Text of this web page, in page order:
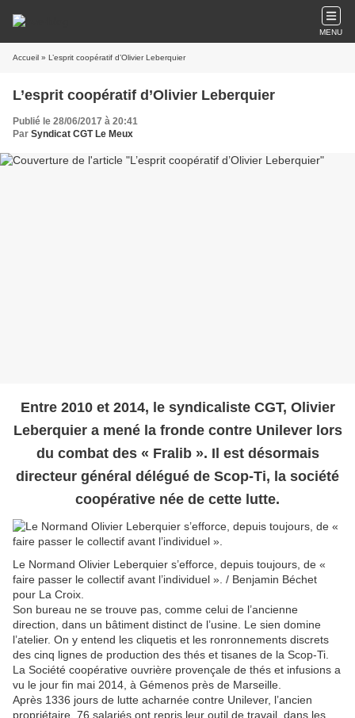
MENU
Accueil » L’esprit coopératif d’Olivier Leberquier
L’esprit coopératif d’Olivier Leberquier
Publié le 28/06/2017 à 20:41
Par Syndicat CGT Le Meux
Entre 2010 et 2014, le syndicaliste CGT, Olivier
Leberquier a mené la fronde contre Unilever lors
du combat des « Fralib ». Il est désormais
directeur général délégué de Scop-Ti, la société
coopérative née de cette lutte.
Le Normand Olivier Leberquier s’efforce, depuis toujours, de «
faire passer le collectif avant l’individuel ». / Benjamin Béchet
pour La Croix.
Son bureau ne se trouve pas, comme celui de l’ancienne
direction, dans un bâtiment distinct de l’usine. Le sien domine
l’atelier. On y entend les cliquetis et les ronronnements discrets
des cinq lignes de production des thés et tisanes de la Scop-Ti.
La Société coopérative ouvrière provençale de thés et infusions a
vu le jour fin mai 2014, à Gémenos près de Marseille.
Après 1336 jours de lutte acharnée contre Unilever, l’ancien
propriétaire, 76 salariés ont repris leur outil de travail, dans les